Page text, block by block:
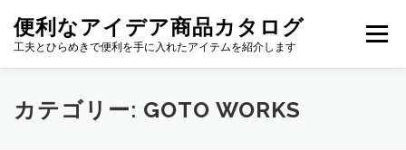
便利なアイデア商品カタログ
工夫とひらめきで便利を手に入れたアイテムを紹介します
メニュー
カテゴリー: GOTO WORKS